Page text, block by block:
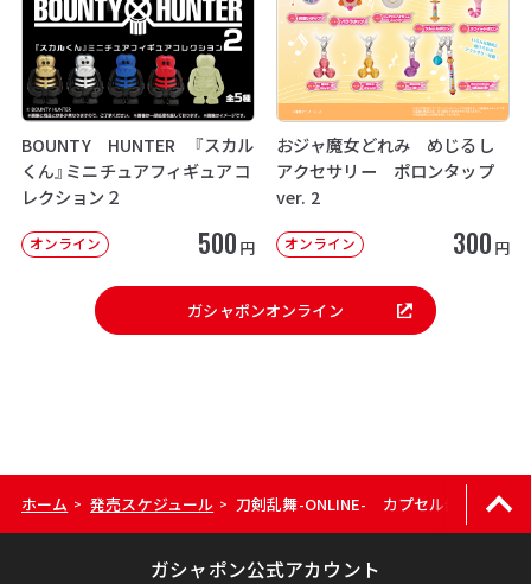
BOUNTY HUNTER 『スカル
くん』ミニチュアフィギュアコ
レクション２
オンライン 500 円
おジャ魔女どれみ めじるし
アクセサリー ポロンタップ
ver. 2
オンライン 300 円
ガシャポンオンライン
ホーム > 発売スケジュール > 刀剣乱舞-ONLINE- カプセル缶バッジコ
ガシャポン公式アカウント